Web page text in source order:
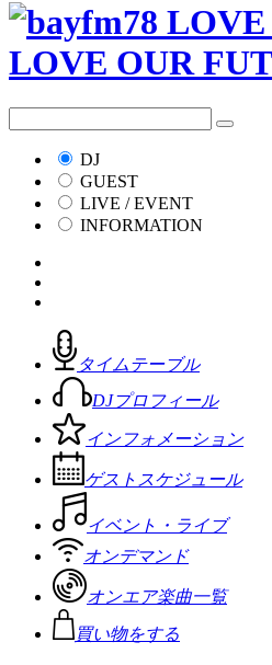
DJ
GUEST
LIVE / EVENT
INFORMATION
タイムテーブル
DJプロフィール
インフォメーション
ゲストスケジュール
イベント・ライブ
オンデマンド
オンエア楽曲一覧
買い物をする